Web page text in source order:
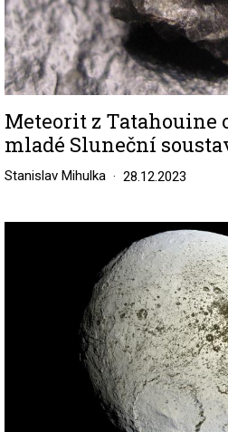
Meteorit z Tatahouine
mladé Sluneční
Stanislav Mihulka 28.12.2023